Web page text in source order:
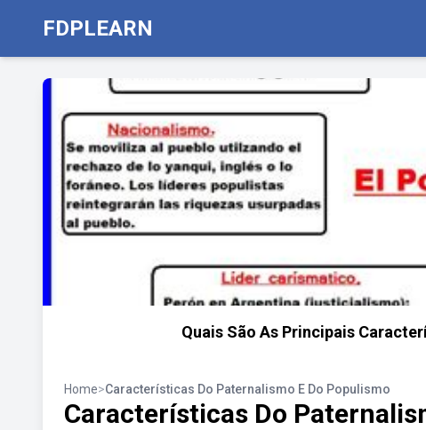
FDPLEARN
Quais São As Principais
Home>Características Do Paternalismo E Do Populismo
Características Do